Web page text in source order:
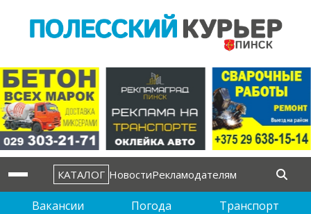
КАТАЛОГ НовостиРекламодателям
Вакансии Погода Транспорт